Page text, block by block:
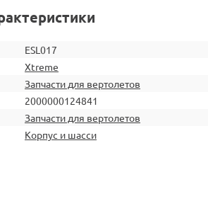
ESL017
Xtreme
Запчасти для вертолетов
2000000124841
Запчасти для вертолетов
Корпус и шасси